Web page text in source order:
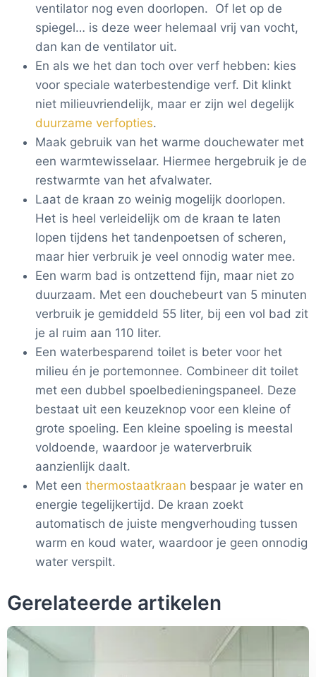
ventilator nog even doorlopen. Of let op de
spiegel… is deze weer helemaal vrij van vocht,
dan kan de ventilator uit.
En als we het dan toch over verf hebben: kies
voor speciale waterbestendige verf. Dit klinkt
niet milieuvriendelijk, maar er zijn wel degelijk
duurzame verfopties.
Maak gebruik van het warme douchewater met
een warmtewisselaar. Hiermee hergebruik je de
restwarmte van het afvalwater.
Laat de kraan zo weinig mogelijk doorlopen.
Het is heel verleidelijk om de kraan te laten
lopen tijdens het tandenpoetsen of scheren,
maar hier verbruik je veel onnodig water mee.
Een warm bad is ontzettend fijn, maar niet zo
duurzaam. Met een douchebeurt van 5 minuten
verbruik je gemiddeld 55 liter, bij een vol bad zit
je al ruim aan 110 liter.
Een waterbesparend toilet is beter voor het
milieu én je portemonnee. Combineer dit toilet
met een dubbel spoelbedieningspaneel. Deze
bestaat uit een keuzeknop voor een kleine of
grote spoeling. Een kleine spoeling is meestal
voldoende, waardoor je waterverbruik
aanzienlijk daalt.
Met een thermostaatkraan bespaar je water en
energie tegelijkertijd. De kraan zoekt
automatisch de juiste mengverhouding tussen
warm en koud water, waardoor je geen onnodig
water verspilt.
Gerelateerde artikelen